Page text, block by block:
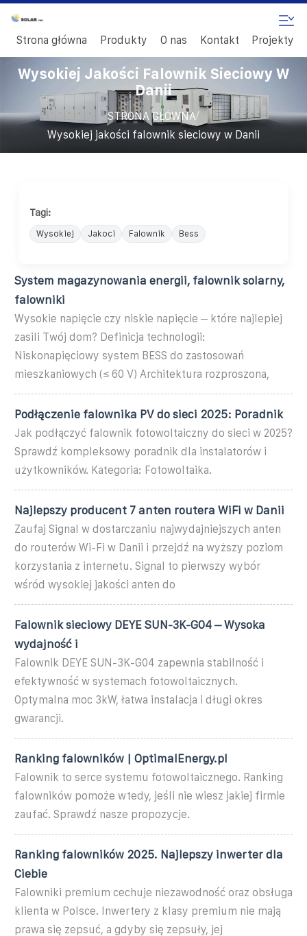
Strona główna Produkty O nas Kontakt Projekty
Wysokiej Jakości Falownik Sieciowy W
Danii
STRONA GŁÓWNA/
Wysokiej jakości falownik sieciowy w Danii
Tagi:
Wysokiej Jakoci Falownik Bess
System magazynowania energii, falownik solarny,
falowniki
Wysokie napięcie czy niskie napięcie – które najlepiej
zasili Twój dom? Definicja technologii:
Niskonapięciowy system BESS do zastosowań
mieszkaniowych (≤ 60 V) Architektura rozproszona,
Podłączenie falownika PV do sieci 2025: Poradnik
Jak podłączyć falownik fotowoltaiczny do sieci w 2025?
Sprawdź kompleksowy poradnik dla instalatorów i
użytkowników. Kategoria: Fotowoltaika.
Najlepszy producent 7 anten routera WiFi w Danii
Zaufaj Signal w dostarczaniu najwydajniejszych anten
do routerów Wi-Fi w Danii i przejdź na wyższy poziom
korzystania z internetu. Signal to pierwszy wybór
wśród wysokiej jakości anten do
Falownik sieciowy DEYE SUN-3K-G04 – Wysoka
wydajność i
Falownik DEYE SUN-3K-G04 zapewnia stabilność i
efektywność w systemach fotowoltaicznych.
Optymalna moc 3kW, łatwa instalacja i długi okres
gwarancji.
Ranking falowników | OptimalEnergy.pl
Falownik to serce systemu fotowoltaicznego. Ranking
falowników pomoże wtedy, jeśli nie wiesz jakiej firmie
zaufać. Sprawdź nasze propozycje.
Ranking falowników 2025. Najlepszy inwerter dla
Ciebie
Falowniki premium cechuje niezawodność oraz obsługa
klienta w Polsce. Inwertery z klasy premium nie mają
prawa się zepsuć, a gdyby się zepsuły, jej